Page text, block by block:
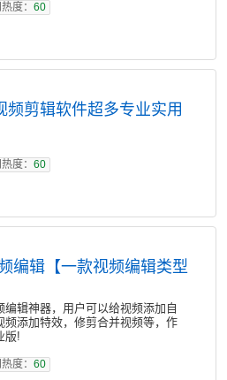
度： 60
频剪辑软件超多专业实用
度： 60
编辑【一款视频编辑类型
辑神器，用户可以给视频添加自
频添加特效，修剪合并视频等，作
版!
度： 60